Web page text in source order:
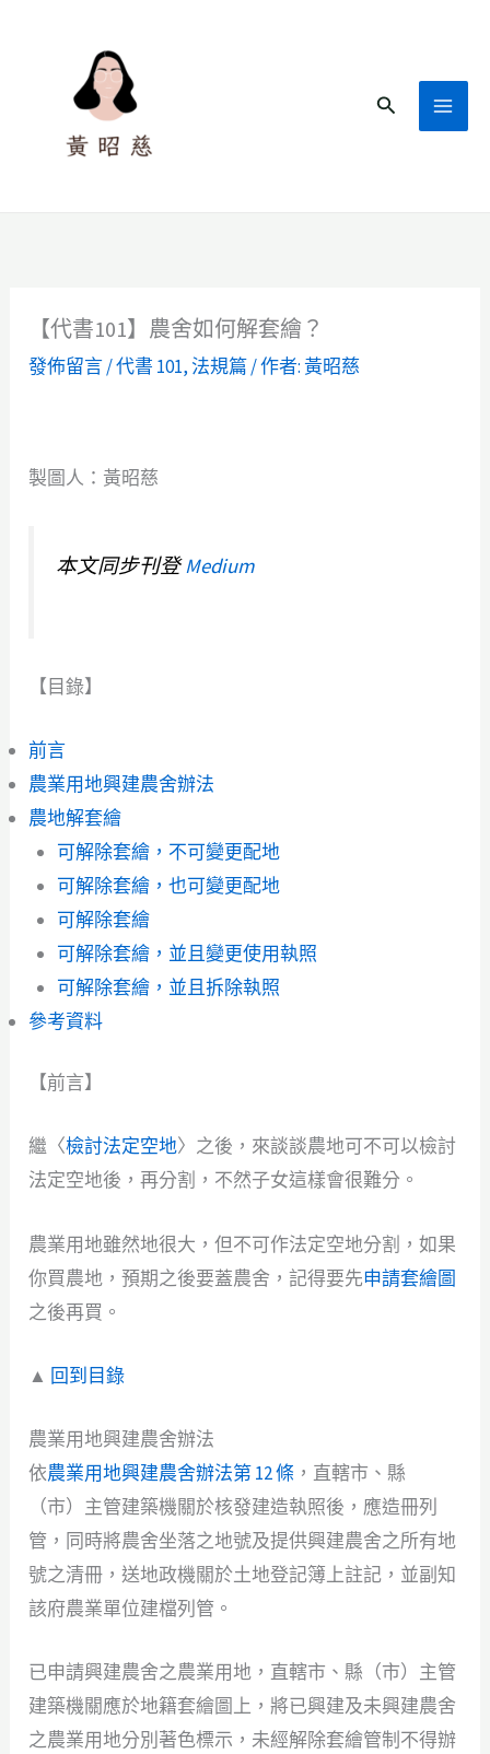
搜
【代書101】農舍如何解套繪？
發佈留言/代書 101, 法規篇/ 作者:黃昭慈
製圖人：黃昭慈
本文同步刊登Medium
【目錄】
前言
農業用地興建農舍辦法
農地解套繪
可解除套繪，不可變更配地
可解除套繪，也可變更配地
可解除套繪
可解除套繪，並且變更使用執照
可解除套繪，並且拆除執照
參考資料
【前言】
繼〈檢討法定空地〉之後，來談談農地可不可以檢討
法定空地後，再分割，不然子女這樣會很難分。
農業用地雖然地很大，但不可作法定空地分割，如果
你買農地，預期之後要蓋農舍，記得要先申請套繪圖
之後再買。
▲ 回到目錄
農業用地興建農舍辦法
依農業用地興建農舍辦法第 12 條 ，直轄市、縣
（市）主管建築機關於核發建造執照後，應造冊列
管，同時將農舍坐落之地號及提供興建農舍之所有地
號之清冊，送地政機關於土地登記簿上註記，並副知
該府農業單位建檔列管。
已申請興建農舍之農業用地，直轄市、縣（市）主管
建築機關應於地籍套繪圖上，將已興建及未興建農舍
之農業用地分別著色標示，未經解除套繪管制不得辦